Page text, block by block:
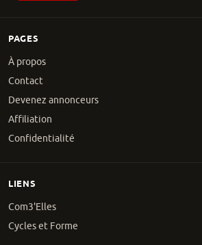
PAGES
À propos
Contact
Devenez annonceurs
Affiliation
Confidentialité
LIENS
Com3'Elles
Cycles et Forme